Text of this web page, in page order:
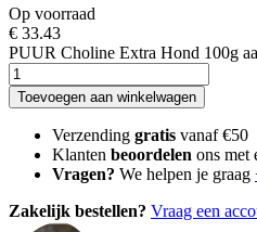
Op voorraad
€ 33.43
PUUR Choline Extra Hond 100g
Toevoegen aan winkelwagen
Verzending gratis vanaf €50
Klanten beoordelen ons met
Vragen? We helpen je graag
Zakelijk bestellen? Vraag een